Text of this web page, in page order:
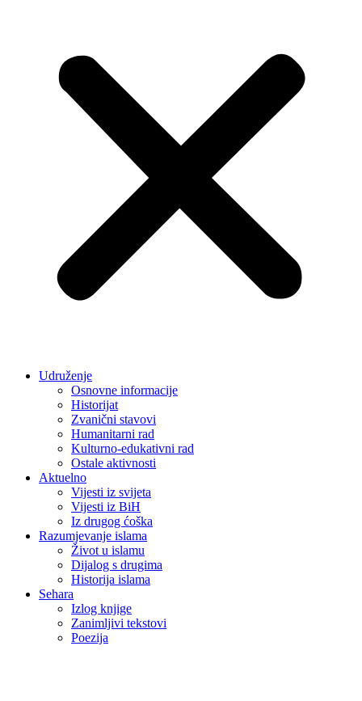
Udruženje
Osnovne informacije
Historijat
Zvanični stavovi
Humanitarni rad
Kulturno-edukativni rad
Ostale aktivnosti
Aktuelno
Vijesti iz svijeta
Vijesti iz BiH
Iz drugog ćoška
Razumjevanje islama
Život u islamu
Dijalog s drugima
Historija islama
Sehara
Izlog knjige
Zanimljivi tekstovi
Poezija